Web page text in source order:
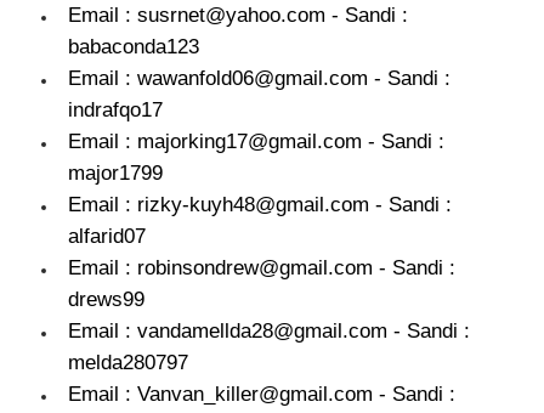
Email : susrnet@yahoo.com - Sandi :
babaconda123
Email : wawanfold06@gmail.com - Sandi :
indrafqo17
Email : majorking17@gmail.com - Sandi :
major1799
Email : rizky-kuyh48@gmail.com - Sandi :
alfarid07
Email : robinsondrew@gmail.com - Sandi :
drews99
Email : vandamellda28@gmail.com - Sandi :
melda280797
Email : Vanvan_killer@gmail.com - Sandi :